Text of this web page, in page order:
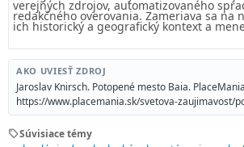
verejných zdrojov, automatizovaného
redakčného overovania. Zameriava sa na
ich historický a geografický kontext a
AKO UVIESŤ ZDROJ
Jaroslav Knirsch. Potopené mesto Baia.
https://www.placemania.sk/svetova-zaujimavost/
sellSúvisiace témy